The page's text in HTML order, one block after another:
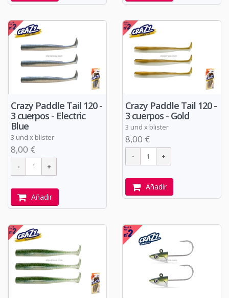
Crazy Paddle Tail 120 -
3 cuerpos - Electric
Blue
3 und x blister
8,00 €
Añadir
Crazy Paddle Tail 120 -
3 cuerpos - Gold
3 und x blister
8,00 €
Añadir